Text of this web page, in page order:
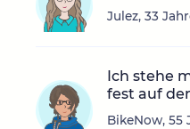
Julez, 33
Ich stehe
fest auf
BikeNow, 55